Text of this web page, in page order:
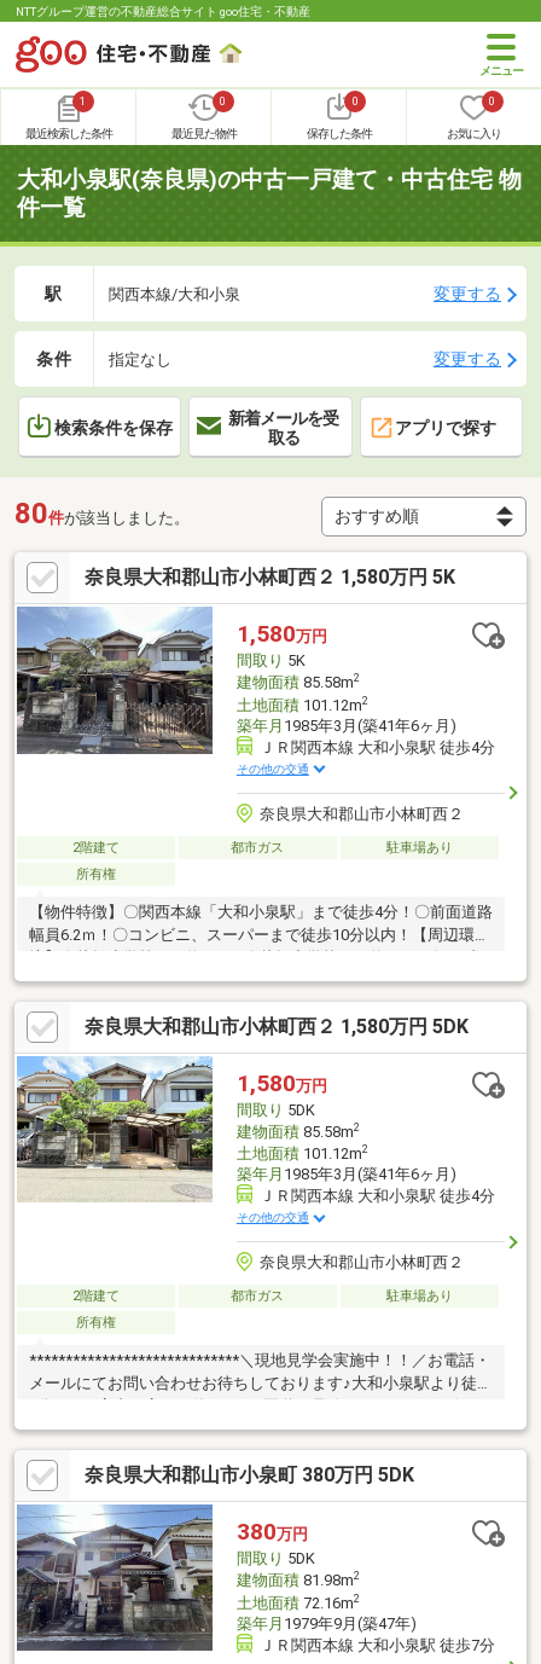
NTTグループ運営の不動産総合サイト goo住宅・不動産
1
最近検索した条件
0
最近見た物件
0
保存した条件
0
お気に入り
大和小泉駅(奈良県)の中古一戸建て・中古住宅 物
件一覧
駅 関西本線/大和小泉 変更する
条件 指定なし 変更する
検索条件を保存
新着メールを受
取る
アプリで探す
80件が該当しました。
奈良県大和郡山市小林町西２ 1,580万円 5K
1,580万円
間取り 5K
建物面積85.58m2
土地面積101.12m2
築年月 1985年3月(築41年6ヶ月)
ＪＲ関西本線 大和小泉駅 徒歩4分
その他の交通
奈良県大和郡山市小林町西２
2階建て 都市ガス
駐車場あり
所有権
【物件特徴】〇関西本線「大和小泉駅」まで徒歩4分！〇前面道路
幅員6.2ｍ！〇コンビニ、スーパーまで徒歩10分以内！【周辺環
イレブン大和郡山小林町西店まで約100ｍ〇ファミリーマートJR
大和小泉駅前店まで約380ｍ〇スーパーセンタートライアル大和
小泉店まで約470ｍご物件に少しでもご興味持たれましたら、福
屋不動産販売 大和郡山店 (0120-66-2981)までお気軽にお問い
合わせください！
奈良県大和郡山市小林町西２ 1,580万円 5DK
1,580万円
間取り 5DK
建物面積85.58m2
土地面積101.12m2
築年月 1985年3月(築41年6ヶ月)
ＪＲ関西本線 大和小泉駅 徒歩4分
その他の交通
奈良県大和郡山市小林町西２
2階建て 都市ガス
駐車場あり
所有権
*****************************＼現地見学会実施中！！／お電話・
メールにてお問い合わせお待ちしております♪大和小泉駅より徒歩
す通勤通学や休日のおでかけにも便利な立地ですね◎徒歩圏内に
スーパー・コンビニがあり買物至便前面道路6ｍ以上！駐車場1台
可能・カーポート付きでお車を雨から守ります空家につき内覧可
能！お気軽にお問い合わせください
♪♪*****************************
奈良県大和郡山市小泉町 380万円 5DK
380万円
間取り 5DK
建物面積81.98m2
土地面積72.16m2
築年月 1979年9月(築47年)
ＪＲ関西本線 大和小泉駅 徒歩7分